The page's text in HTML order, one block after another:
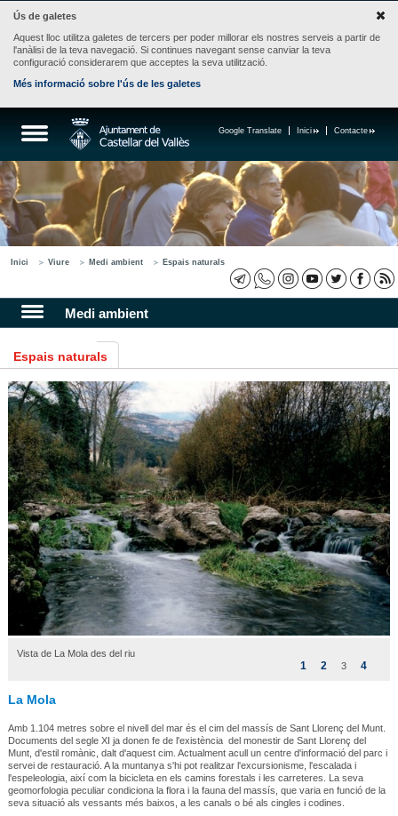
Ús de galetes
Aquest lloc utilitza galetes de tercers per poder millorar els nostres serveis a partir de
l'anàlisi de la teva navegació. Si continues navegant sense canviar la teva
configuració considerarem que acceptes la seva utilització.
Més informació sobre l'ús de les galetes
Contacte
Inici
Google Translate
Inici Viure Medi ambient Espais naturals
Medi ambient
Espais naturals
Vista de La Mola des del riu
1 2 3 4
La Mola
Amb 1.104 metres sobre el nivell del mar és el cim del massís de Sant Llorenç del Munt.
Documents del segle XI ja donen fe de l'existència del monestir de Sant Llorenç del
Munt, d'estil romànic, dalt d'aquest cim. Actualment acull un centre d'informació del parc i
servei de restauració. A la muntanya s'hi pot realitzar l'excursionisme, l'escalada i
l'espeleologia, així com la bicicleta en els camins forestals i les carreteres. La seva
geomorfologia peculiar condiciona la flora i la fauna del massís, que varia en funció de la
seva situació als vessants més baixos, a les canals o bé als cingles i codines.